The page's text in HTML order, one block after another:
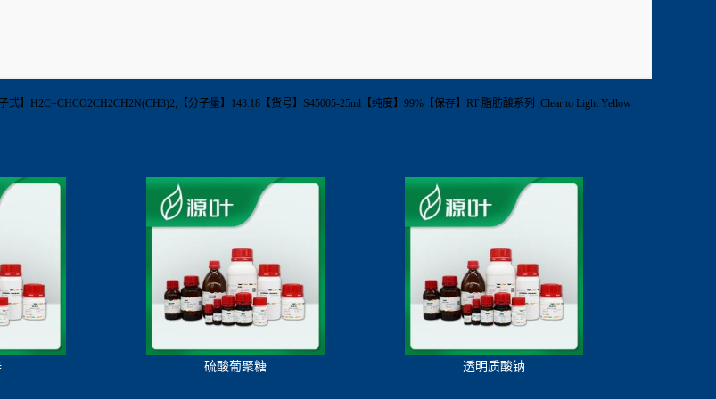
】H2C=CHCO2CH2CH2N(CH3)2;【分子量】143.18【货号】S45005-25ml【纯度】99%【保存】RT 脂肪酸系列 ;Clear to Light Yellow
硫酸葡聚糖 透明质酸钠